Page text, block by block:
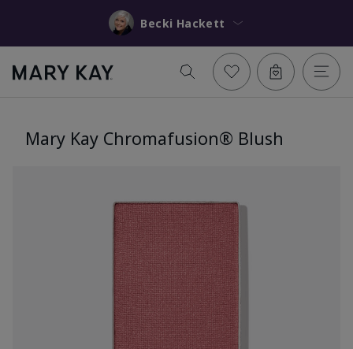
Becki Hackett
Mary Kay Chromafusion® Blush